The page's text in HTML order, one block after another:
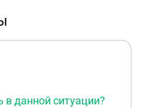
данной ситуации?